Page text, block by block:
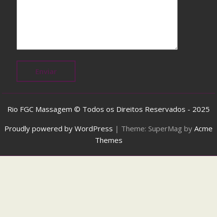
t
S
i
p
p
n
Rio FGC Massagem © Todos os Direitos Reservados - 2025
Proudly powered by WordPress | Theme: SuperMag by Acme
Themes